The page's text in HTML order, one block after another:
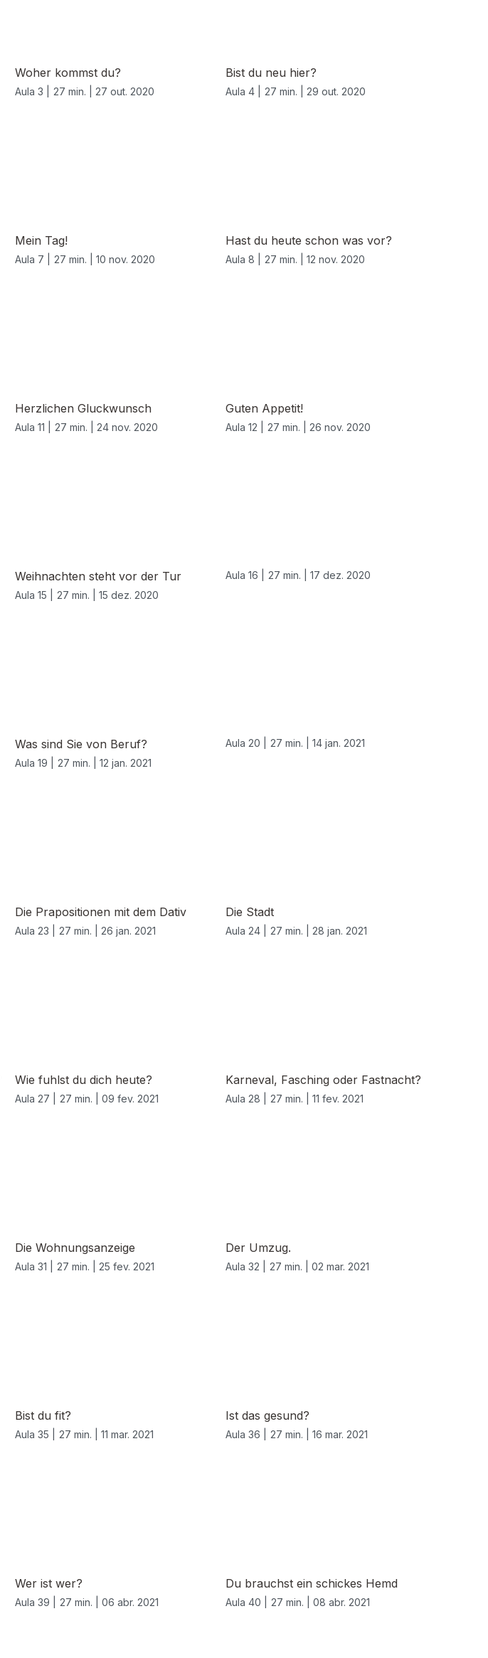
Woher kommst du?
Aula 3 | 27 min. | 27 out. 2020
Bist du neu hier?
Aula 4 | 27 min. | 29 out. 2020
Mein Tag!
Aula 7 | 27 min. | 10 nov. 2020
Hast du heute schon was vor?
Aula 8 | 27 min. | 12 nov. 2020
Herzlichen Gluckwunsch
Aula 11 | 27 min. | 24 nov. 2020
Guten Appetit!
Aula 12 | 27 min. | 26 nov. 2020
Weihnachten steht vor der Tur
Aula 15 | 27 min. | 15 dez. 2020
Aula 16 | 27 min. | 17 dez. 2020
Was sind Sie von Beruf?
Aula 19 | 27 min. | 12 jan. 2021
Aula 20 | 27 min. | 14 jan. 2021
Die Prapositionen mit dem Dativ
Aula 23 | 27 min. | 26 jan. 2021
Die Stadt
Aula 24 | 27 min. | 28 jan. 2021
Wie fuhlst du dich heute?
Aula 27 | 27 min. | 09 fev. 2021
Karneval, Fasching oder Fastnacht?
Aula 28 | 27 min. | 11 fev. 2021
Die Wohnungsanzeige
Aula 31 | 27 min. | 25 fev. 2021
Der Umzug.
Aula 32 | 27 min. | 02 mar. 2021
Bist du fit?
Aula 35 | 27 min. | 11 mar. 2021
Ist das gesund?
Aula 36 | 27 min. | 16 mar. 2021
Wer ist wer?
Aula 39 | 27 min. | 06 abr. 2021
Du brauchst ein schickes Hemd
Aula 40 | 27 min. | 08 abr. 2021